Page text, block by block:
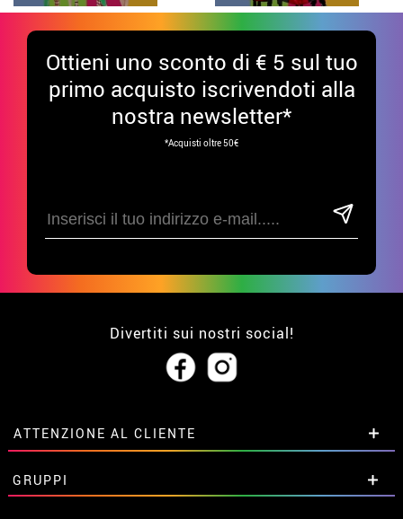
Ottieni uno sconto di € 5 sul tuo
primo acquisto iscrivendoti alla
nostra newsletter*
*Acquisti oltre 50€
Divertiti sui nostri social!
ATTENZIONE AL CLIENTE
• Su di noi
• Condizioni di vendita
GRUPPI